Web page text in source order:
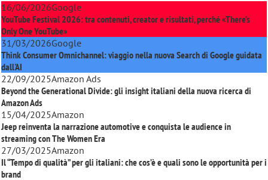
16/06/2026Google
YouTube Festival 2026: tra contenuti, creator e risultati, perché «There’s
Only One YouTube»
31/03/2026Google
Think Consumer Omnichannel: viaggio nella nuova Search di Google guidata
dall'AI
22/09/2025Amazon Ads
Beyond the Generational Divide: gli insight italiani della nuova ricerca di
Amazon Ads
15/04/2025Amazon
Jeep reinventa la narrazione automotive e conquista le audience in
streaming conThe Women Era
27/03/2025Amazon
Il “Tempo di qualità” per gli italiani: che cos’è e quali sono le opportunità per i
brand